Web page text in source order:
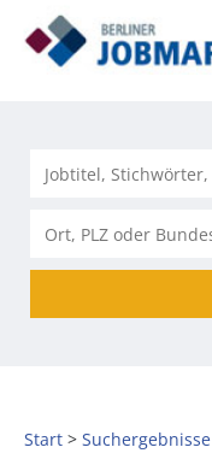
Start Suchergebnisse